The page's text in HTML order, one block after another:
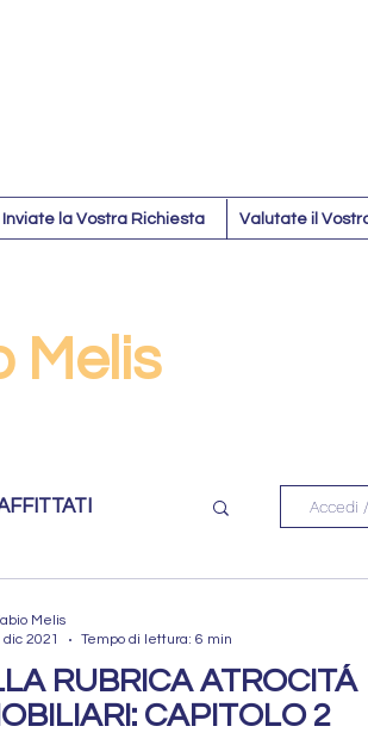
Inviate la Vostra Richiesta Valutate il
Melis
Accedi
RUBRICA ATROCITÁ
CAPITOLO 2
Melis
dic 2021
Tempo di lettura: 6 min